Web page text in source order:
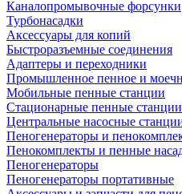
Каналопромывочные форсунки
Турбонасадки
Аксессуары для копий
Быстроразъемные соединения
Адаптеры и переходники
Промышленное пенное и
Мобильные пенные станции
Стационарные пенные станции
Центральные насосные
Пеногенераторы и
Пенокомплекты и пенные
Пеногенераторы
Пеногенераторы портативные